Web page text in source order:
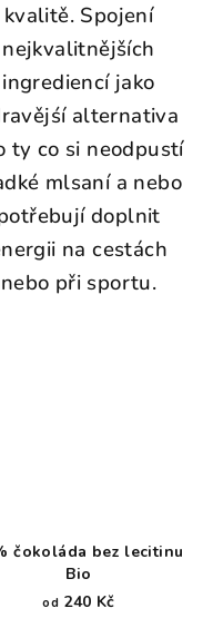
kvalitě. Spojení
nejkvalitnějších
ingrediencí jako
alternativa
ty co si neodpustí
mlsaní a nebo
doplnit
na cestách
nebo při sportu.
čokoláda bez lecitinu
Bio
od 240 Kč